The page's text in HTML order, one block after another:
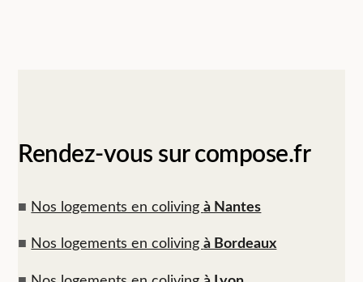
Rendez-vous sur compose.fr
■ Nos logements en colivingà Nantes
■ Nos logements en colivingà Bordeaux